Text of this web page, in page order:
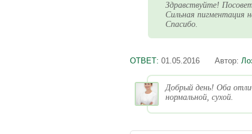
Здравствуйте!
Сильная пигментация
Спасибо.
ОТВЕТ: 01.05.2016 Автор:
Добрый день! Оба
нормальной, сухой.